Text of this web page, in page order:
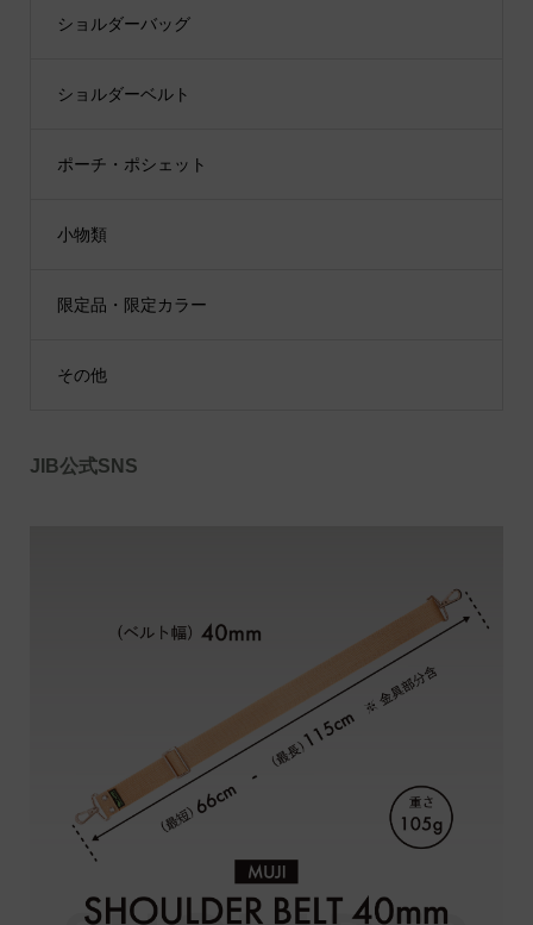
ショルダーバッグ
ショルダーベルト
ポーチ・ポシェット
小物類
限定品・限定カラー
その他
JIB公式SNS